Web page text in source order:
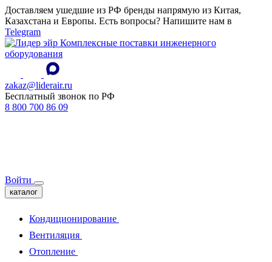
Доставляем ушедшие из РФ бренды напрямую из Китая,
Казахстана и Европы. Есть вопросы? Напишите нам в
Telegram
Комплексные поставки инженерного
оборудования
zakaz@liderair.ru
Бесплатный звонок по РФ
8 800 700 86 09
Войти
каталог
Кондиционирование
Вентиляция
Отопление